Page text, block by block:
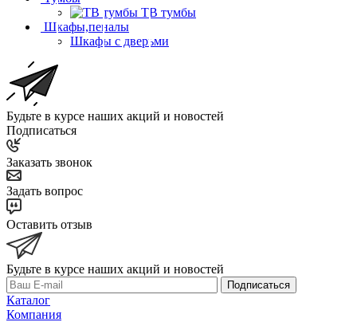
ТВ тумбы
Шкафы,пеналы
Шкафы с дверьми
Будьте в курсе наших акций и новостей
Подписаться
Заказать звонок
Задать вопрос
Оставить отзыв
Будьте в курсе наших акций и новостей
Подписаться
Каталог
Компания